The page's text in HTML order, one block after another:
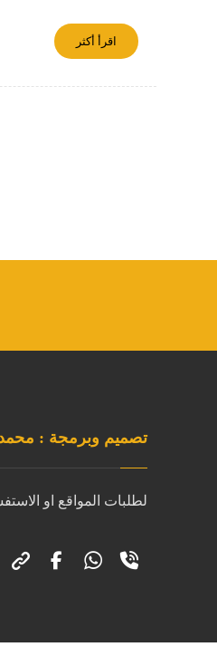
اقرأ أكثر
تصميم وبرمجة :
لطلبات المواقع او